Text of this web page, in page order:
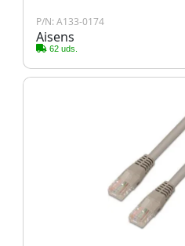
P/N: A133-0174
Aisens
62 uds.